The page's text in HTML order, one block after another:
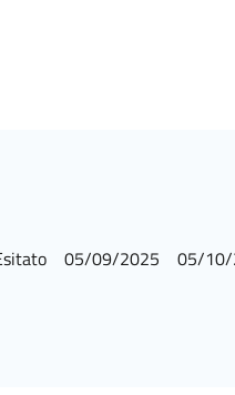
05/09/2025 05/